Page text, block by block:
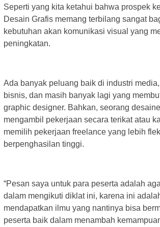
Seperti yang kita ketahui bahwa prospek
Desain Grafis memang terbilang sangat
kebutuhan akan komunikasi visual yang
peningkatan.
Ada banyak peluang baik di industri
bisnis, dan masih banyak lagi yang
graphic designer. Bahkan, seorang
mengambil pekerjaan secara terikat atau
memilih pekerjaan freelance yang lebih
berpenghasilan tinggi.
“Pesan saya untuk para peserta adalah
dalam mengikuti diklat ini, karena ini
mendapatkan ilmu yang nantinya bisa
peserta baik dalam menambah